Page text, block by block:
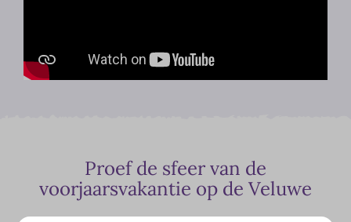
Proef de sfeer van de
voorjaarsvakantie op de Veluwe